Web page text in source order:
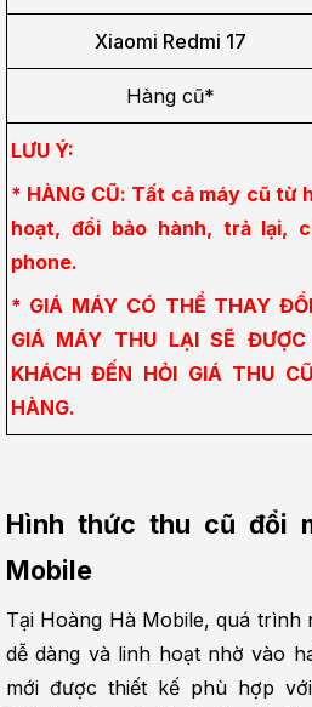
Xiaomi Redmi 17
Hàng cũ*
LƯU Ý:
* HÀNG CŨ: Tất cả máy cũ từ
hoạt, đổi bảo hành, trả lại,
phone.
* GIÁ MÁY CÓ THỂ THAY
GIÁ MÁY THU LẠI SẼ
KHÁCH ĐẾN HỎI GIÁ THU
HÀNG.
Hình thức thu cũ đổi
Mobile
Tại Hoàng Hà Mobile, quá
dễ dàng và linh hoạt nhờ vào
mới được thiết kế phù hợp